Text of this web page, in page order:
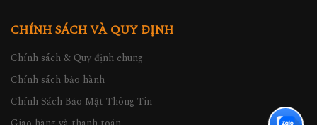
CHÍNH SÁCH VÀ QUY ĐỊNH
Chính sách & Quy định chung
Chính sách bảo hành
Chính Sách Bảo Mật Thông Tin